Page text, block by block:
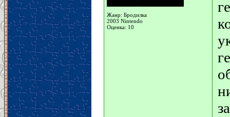
Жанр: Бродилка
2003 Nintendo
Оценка: 10